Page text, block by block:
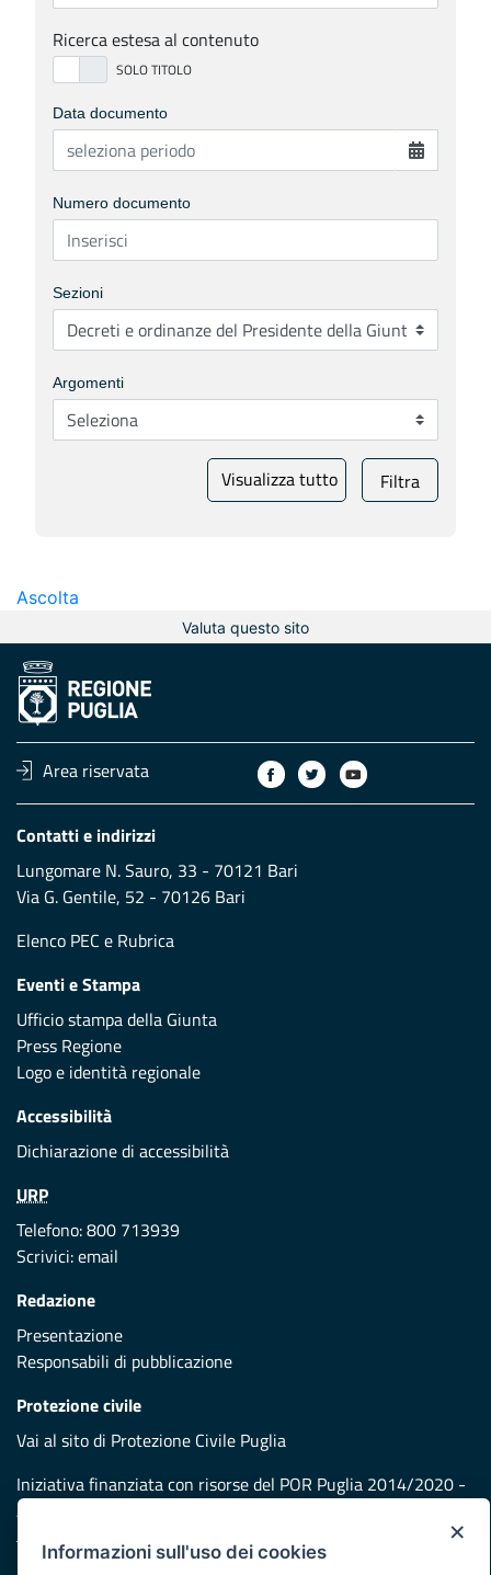
Ricerca estesa al contenuto
Data documento
Numero documento
Sezioni
Argomenti
Visualizza tutto Filtra
Ascolta
Valuta questo sito
Area riservata
Contatti e indirizzi
Lungomare N. Sauro, 33 - 70121 Bari
Via G. Gentile, 52 - 70126 Bari
Elenco PEC e Rubrica
Eventi e Stampa
Ufficio stampa della Giunta
Press Regione
Logo e identità regionale
Accessibilità
Dichiarazione di accessibilità
URP
Telefono: 800 713939
Scrivici:email
Redazione
Presentazione
Responsabili di pubblicazione
Protezione civile
Vai al sito di Protezione Civile Puglia
Iniziativa finanziata con risorse del POR Puglia 2014/2020 -
Asse XI
×
Informazioni sull'uso dei cookies